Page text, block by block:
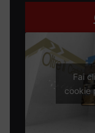
Fai
cookie